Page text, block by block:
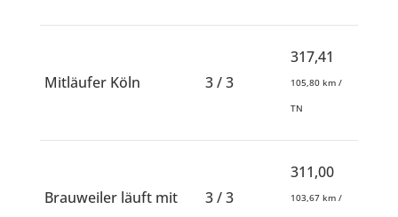
Mitläufer Köln 3 / 3
317,41
105,80 km /
TN
Brauweiler läuft mit 3 / 3
311,00
103,67 km /